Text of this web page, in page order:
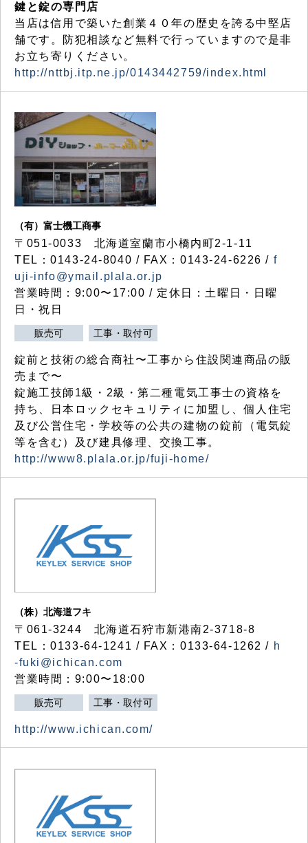
鍵と錠の専門店
当店は信用で築いた創業４０年の歴史を誇る中堅店
舗です。防犯相談など無料で行っていますので是非
お立ち寄りください。
http://nttbj.itp.ne.jp/0143442759/index.html
（有）富士機工商事
〒051-0033 北海道室蘭市小橋内町2-1-11
TEL：0143-24-8040 / FAX：0143-24-6226 / f
uji-info@ymail.plala.or.jp
営業時間：9:00〜17:00 / 定休日：土曜日・日曜
日・祝日
販売可 工事・取付可
錠前と技術の総合商社〜工事から住設関連商品の販
売まで〜
錠施工技師1級・2級・第二種電気工事士の資格を
持ち、日本ロックセキュリティに加盟し、個人住宅
及び公営住宅・学校等の公共の建物の錠前（電気錠
等を含む）及び建具修理、交換工事。
http://www8.plala.or.jp/fuji-home/
（株）北海道フキ
〒061-3244 北海道石狩市新港南2-3718-8
TEL：0133-64-1241 / FAX：0133-64-1262 / h
-fuki@ichican.com
営業時間：9:00〜18:00
販売可 工事・取付可
http://www.ichican.com/